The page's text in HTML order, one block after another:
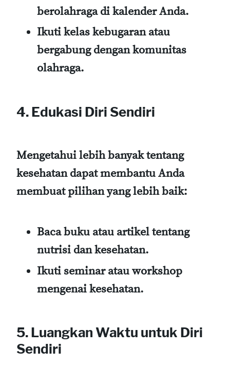
berolahraga di kalender Anda.
Ikuti kelas kebugaran atau
bergabung dengan komunitas
olahraga.
4. Edukasi Diri Sendiri
Mengetahui lebih banyak tentang
kesehatan dapat membantu Anda
membuat pilihan yang lebih baik:
Baca buku atau artikeltentang
nutrisi dan kesehatan.
Ikuti seminar atau workshop
mengenai kesehatan.
5. Luangkan Waktu untuk Diri
Sendiri